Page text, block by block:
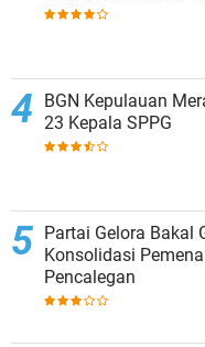
BGN Kepulauan
23 Kepala SPPG
Partai Gelora Bakal
Konsolidasi
Pencalegan